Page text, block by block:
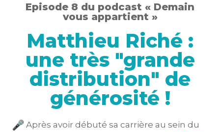
Episode 8 du podcast « Demain
vous appartient »
Matthieu Riché :
une très "grande
distribution" de
générosité !
Après avoir débuté sa carrière au sein du